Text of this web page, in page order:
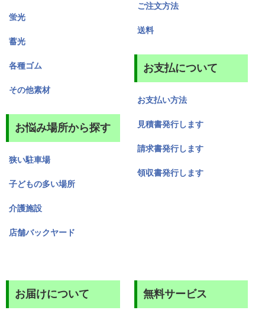
蛍光
蓄光
各種ゴム
その他素材
お悩み場所から探す
狭い駐車場
子どもの多い場所
介護施設
店舗バックヤード
ご注文方法
送料
お支払について
お支払い方法
見積書発行します
請求書発行します
領収書発行します
お届けについて 無料サービス